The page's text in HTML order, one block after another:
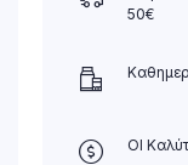
50€
ΟΙ